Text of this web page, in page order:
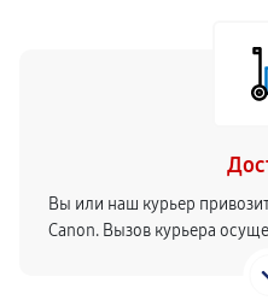
Вы или наш курьер
Canon. Вызов курьера